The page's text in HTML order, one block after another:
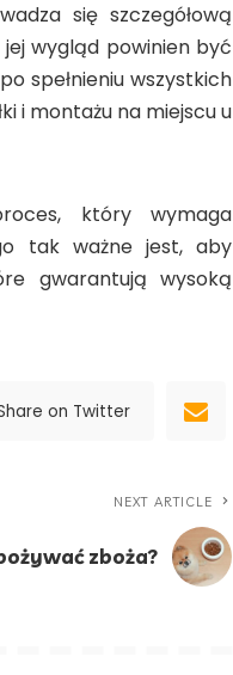
się szczegółową
wygląd powinien być
spełnieniu wszystkich
i montażu na miejscu u
który wymaga
tak ważne jest, aby
gwarantują wysoką
on Twitter
NEXT ARTICLE
zboża?